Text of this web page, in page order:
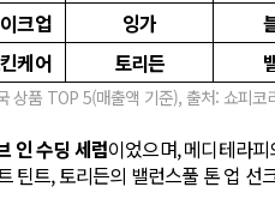
크업 잉가
케어 토리든
상품 TOP 5(매출액 기준), 출처: 쇼피코
인 수딩 세럼이었으며, 메디테라
틴트, 토리든의 밸런스풀 톤 업 선